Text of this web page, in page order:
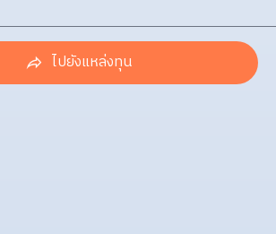
ไปยังแหล่งทุน